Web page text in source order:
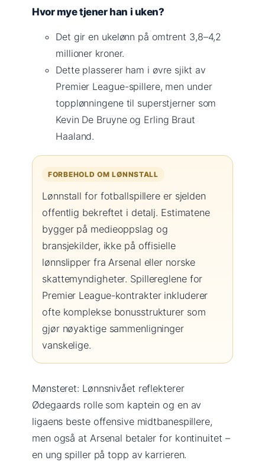
Hvor mye tjener han i uken?
Det gir en ukelønn på omtrent 3,8–4,2
millioner kroner.
Dette plasserer ham i øvre sjikt av
Premier League-spillere, men under
topplønningene til superstjerner som
Kevin De Bruyne og Erling Braut
Haaland.
FORBEHOLD OM LØNNSTALL
Lønnstall for fotballspillere er sjelden
offentlig bekreftet i detalj. Estimatene
bygger på medieoppslag og
bransjekilder, ikke på offisielle
lønnslipper fra Arsenal eller norske
skattemyndigheter. Spillereglene for
Premier League-kontrakter inkluderer
ofte komplekse bonusstrukturer som
gjør nøyaktige sammenligninger
vanskelige.
Mønsteret: Lønnsnivået reflekterer
Ødegaards rolle som kaptein og en av
ligaens beste offensive midtbanespillere,
men også at Arsenal betaler for kontinuitet –
en ung spiller på topp av karrieren.